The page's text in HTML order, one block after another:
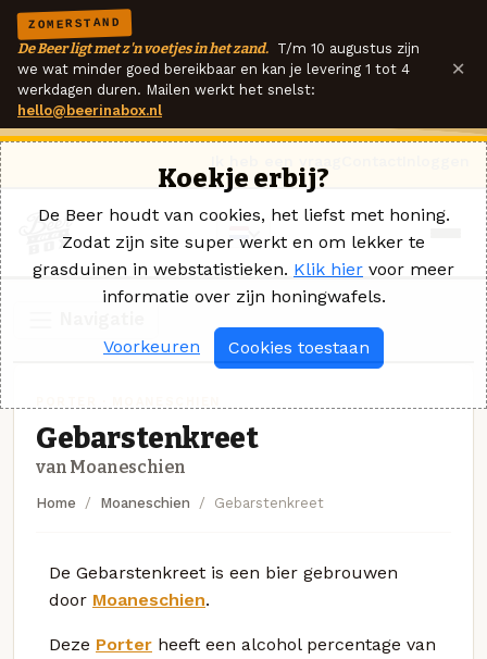
ZOMERSTAND
De Beer ligt met z'n voetjes in het zand. T/m 10 augustus zijn
we wat minder goed bereikbaar en kan je levering 1 tot 4
werkdagen duren. Mailen werkt het snelst:
hello@beerinabox.nl
×
Gebarstenkreet
van Moaneschien
Home Moaneschien Gebarstenkreet
De Gebarstenkreet is een bier gebrouwen
door Moaneschien.
Deze Porter heeft een alcohol percentage van
Koekje erbij?
De Beer houdt van cookies, het liefst met honing.
Zodat zijn site super werkt en om lekker te
grasduinen in webstatistieken. Klik hier voor meer
informatie over zijn honingwafels.
Voorkeuren Cookies toestaan